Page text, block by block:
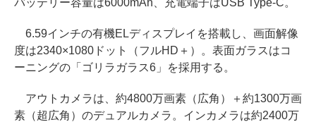
6.59インチの有機ELディスプレイを搭載し、画面解像
度は2340×1080ドット（フルHD＋）。表面ガラスはコ
ーニングの「ゴリラガラス6」を採用する。
アウトカメラは、約4800万画素（広角）＋約1300万画
素（超広角）のデュアルカメラ。インカメラは約2400万